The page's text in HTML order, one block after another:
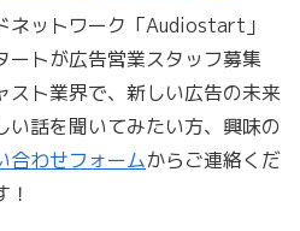
ネットワーク「Audiostart」
ートが広告営業スタッフ募集
スト業界で、新しい広告の未来
い話を聞いてみたい方、興味の
合わせフォームからご連絡くだ